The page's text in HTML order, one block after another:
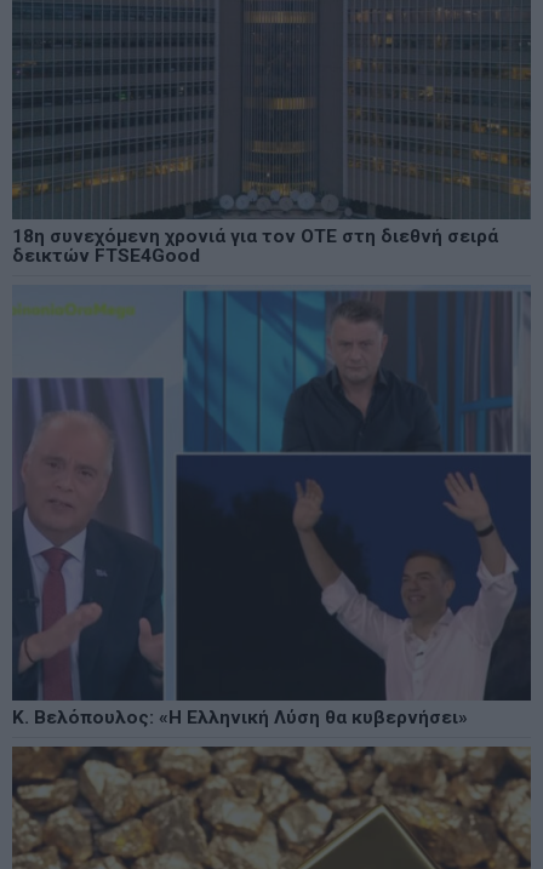
18η συνεχόμενη χρονιά για τον ΟΤΕ στη διεθνή σειρά
δεικτών FTSE4Good
Κ. Βελόπουλος: «Η Ελληνική Λύση θα κυβερνήσει»